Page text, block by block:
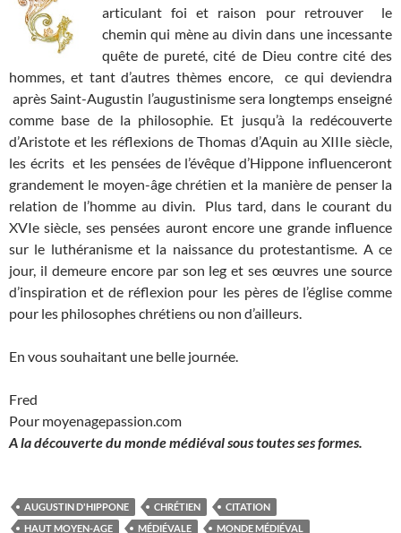
articulant foi et raison pour retrouver le
chemin qui mène au divin dans une incessante
quête de pureté, cité de Dieu contre cité des
hommes, et tant d’autres thèmes encore, ce qui deviendra
après Saint-Augustin l’augustinisme sera longtemps enseigné
comme base de la philosophie. Et jusqu’à la redécouverte
d’Aristote et les réflexions de Thomas d’Aquin au XIIIe siècle,
les écrits et les pensées de l’évêque d’Hippone influenceront
grandement le moyen-âge chrétien et la manière de penser la
relation de l’homme au divin. Plus tard, dans le courant du
XVIe siècle, ses pensées auront encore une grande influence
sur le luthéranisme et la naissance du protestantisme. A ce
jour, il demeure encore par son leg et ses œuvres une source
d’inspiration et de réflexion pour les pères de l’église comme
pour les philosophes chrétiens ou non d’ailleurs.
En vous souhaitant une belle journée.
Fred
Pour moyenagepassion.com
A la découverte du monde médiéval sous toutes ses formes.
AUGUSTIN D'HIPPONE CHRÉTIEN
CITATION
HAUT MOYEN-AGE
MÉDIÉVALE
MONDE MÉDIÉVAL